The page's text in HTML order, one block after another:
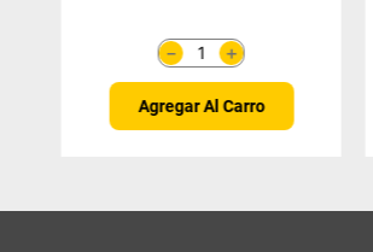
＋
－
Agregar Al Carro